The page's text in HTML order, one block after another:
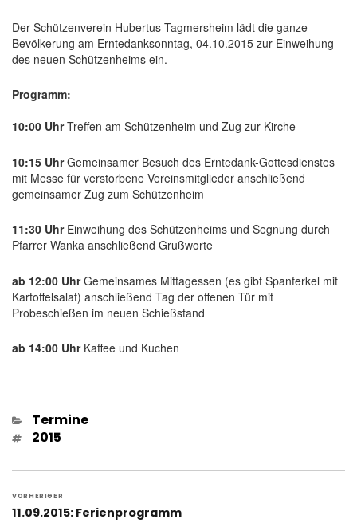
Der Schützenverein Hubertus Tagmersheim lädt die ganze
Bevölkerung am Erntedanksonntag, 04.10.2015 zur Einweihung
des neuen Schützenheims ein.
Programm:
10:00 UhrTreffen am Schützenheim und Zug zur Kirche
10:15 UhrGemeinsamer Besuch des Erntedank-Gottesdienstes
mit Messe für verstorbene Vereinsmitglieder anschließend
gemeinsamer Zug zum Schützenheim
11:30 UhrEinweihung des Schützenheims und Segnung durch
Pfarrer Wanka anschließend Grußworte
ab 12:00 UhrGemeinsames Mittagessen (es gibt Spanferkel mit
Kartoffelsalat) anschließend Tag der offenen Tür mit
Probeschießen im neuen Schießstand
ab 14:00 UhrKaffee und Kuchen
Kategorien
Termine
Schlagwörter
2015
VORHERIGER
Vorheriger
11.09.2015: Ferienprogramm